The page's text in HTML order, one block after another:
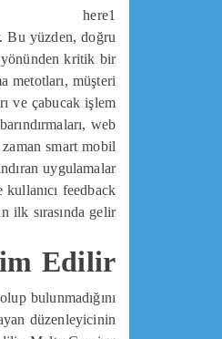
here1
Bu yüzden, doğru
kritik bir
metotları, müşteri
ve çabucak işlem
web
smart mobil
uygulamalar
feedback
sırasında gelir.
Edilir?
bulunmadığını
düzenleyicinin